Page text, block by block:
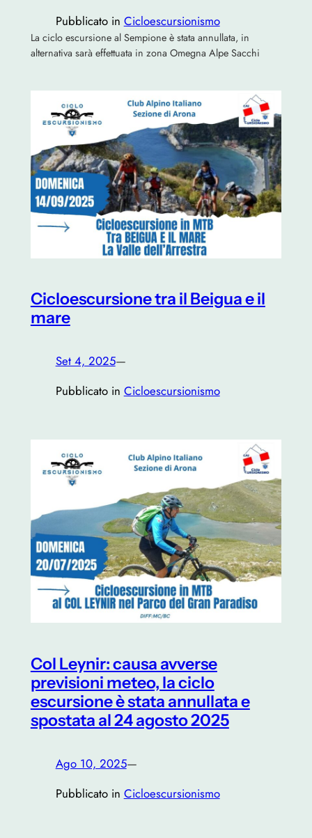
Pubblicato in Cicloescursionismo
La ciclo escursione al Sempione è stata annullata, in
alternativa sarà effettuata in zona Omegna Alpe Sacchi
Cicloescursione tra il Beigua e il
mare
Set 4, 2025—
Pubblicato in Cicloescursionismo
Col Leynir: causa avverse
previsioni meteo, la ciclo
escursione è stata annullata e
spostata al 24 agosto 2025
Ago 10, 2025—
Pubblicato in Cicloescursionismo